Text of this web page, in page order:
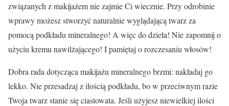
związanych z makijażem nie zajmie Ci wiecznie. Przy odrobinie
wprawy możesz stworzyć naturalnie wyglądającą twarz za
pomocą podkładu mineralnego! A więc do dzieła! Nie zapomnij o
użyciu kremu nawilżającego! I pamiętaj o rozczesaniu włosów!
Dobra rada dotycząca makijażu mineralnego brzmi: nakładaj go
lekko. Nie przesadzaj z ilością podkładu, bo w przeciwnym razie
Twoja twarz stanie się ciastowata. Jeśli użyjesz niewielkiej ilości